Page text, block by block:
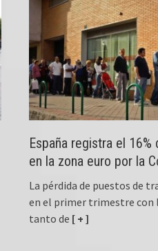
España registra el
en la zona euro por la
La pérdida de puestos de
en el primer trimestre con
tanto de [ + ]